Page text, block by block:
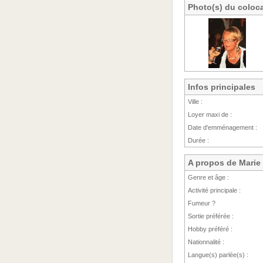
Photo(s) du
Infos principales
Ville :
Loyer maxi de :
Date d'emménagement :
Durée :
A propos de Marie
Genre et âge :
Activité principale :
Fumeur ?
Sortie préférée :
Hobby préféré :
Nationnalité :
Langue(s) parlée(s) :